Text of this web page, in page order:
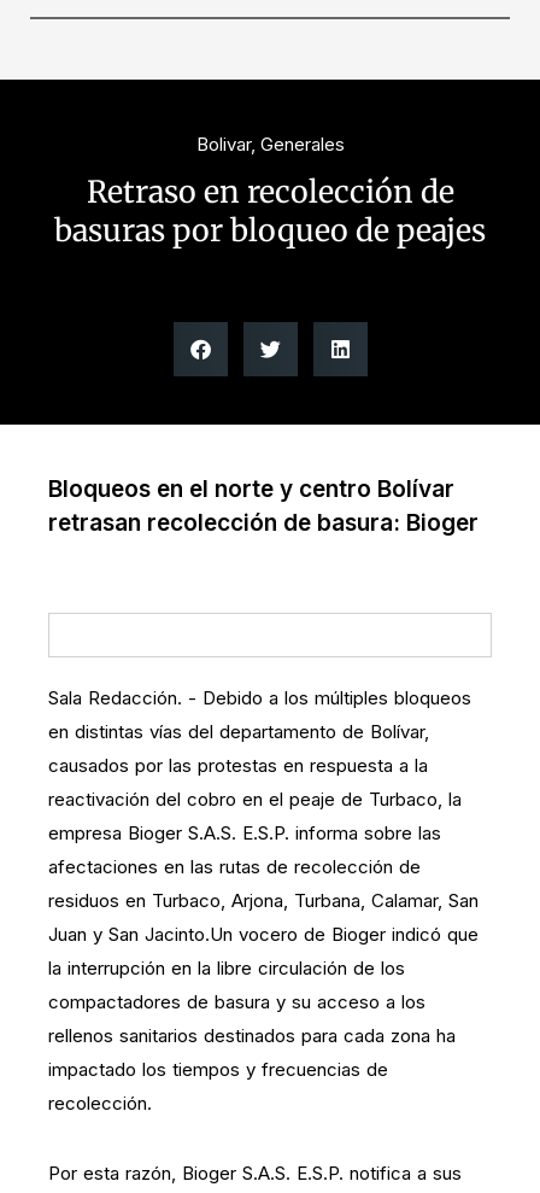
Bolivar, Generales
Retraso en recolección de
basuras por bloqueo de peajes
Bloqueos en el norte y centro Bolívar
retrasan recolección de basura: Bioger
Sala Redacción. - Debido a los múltiples bloqueos
en distintas vías del departamento de Bolívar,
causados por las protestas en respuesta a la
reactivación del cobro en el peaje de Turbaco, la
empresa Bioger S.A.S. E.S.P. informa sobre las
afectaciones en las rutas de recolección de
residuos en Turbaco, Arjona, Turbana, Calamar, San
Juan y San Jacinto.Un vocero de Bioger indicó que
la interrupción en la libre circulación de los
compactadores de basura y su acceso a los
rellenos sanitarios destinados para cada zona ha
impactado los tiempos y frecuencias de
recolección.
Por esta razón, Bioger S.A.S. E.S.P. notifica a sus